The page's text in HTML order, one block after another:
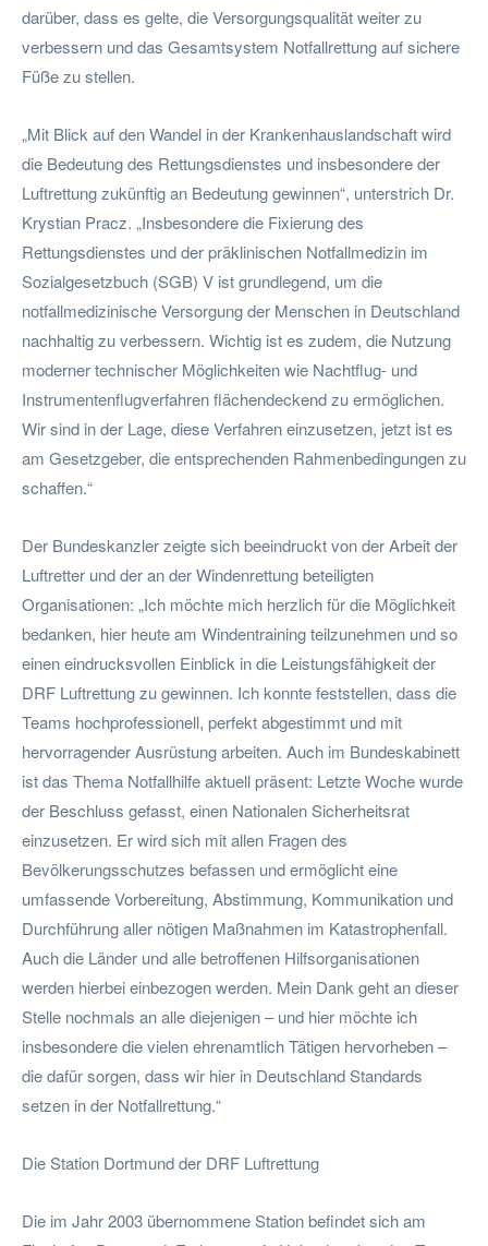
darüber, dass es gelte, die Versorgungsqualität weiter zu
verbessern und das Gesamtsystem Notfallrettung auf sichere
Füße zu stellen.
„Mit Blick auf den Wandel in der Krankenhauslandschaft wird
die Bedeutung des Rettungsdienstes und insbesondere der
Luftrettung zukünftig an Bedeutung gewinnen“, unterstrich Dr.
Krystian Pracz. „Insbesondere die Fixierung des
Rettungsdienstes und der präklinischen Notfallmedizin im
Sozialgesetzbuch (SGB) V ist grundlegend, um die
notfallmedizinische Versorgung der Menschen in Deutschland
nachhaltig zu verbessern. Wichtig ist es zudem, die Nutzung
moderner technischer Möglichkeiten wie Nachtflug- und
Instrumentenflugverfahren flächendeckend zu ermöglichen.
Wir sind in der Lage, diese Verfahren einzusetzen, jetzt ist es
am Gesetzgeber, die entsprechenden Rahmenbedingungen zu
schaffen.“
Der Bundeskanzler zeigte sich beeindruckt von der Arbeit der
Luftretter und der an der Windenrettung beteiligten
Organisationen: „Ich möchte mich herzlich für die Möglichkeit
bedanken, hier heute am Windentraining teilzunehmen und so
einen eindrucksvollen Einblick in die Leistungsfähigkeit der
DRF Luftrettung zu gewinnen. Ich konnte feststellen, dass die
Teams hochprofessionell, perfekt abgestimmt und mit
hervorragender Ausrüstung arbeiten. Auch im Bundeskabinett
ist das Thema Notfallhilfe aktuell präsent: Letzte Woche wurde
der Beschluss gefasst, einen Nationalen Sicherheitsrat
einzusetzen. Er wird sich mit allen Fragen des
Bevölkerungsschutzes befassen und ermöglicht eine
umfassende Vorbereitung, Abstimmung, Kommunikation und
Durchführung aller nötigen Maßnahmen im Katastrophenfall.
Auch die Länder und alle betroffenen Hilfsorganisationen
werden hierbei einbezogen werden. Mein Dank geht an dieser
Stelle nochmals an alle diejenigen – und hier möchte ich
insbesondere die vielen ehrenamtlich Tätigen hervorheben –
die dafür sorgen, dass wir hier in Deutschland Standards
setzen in der Notfallrettung.“
Die Station Dortmund der DRF Luftrettung
Die im Jahr 2003 übernommene Station befindet sich am